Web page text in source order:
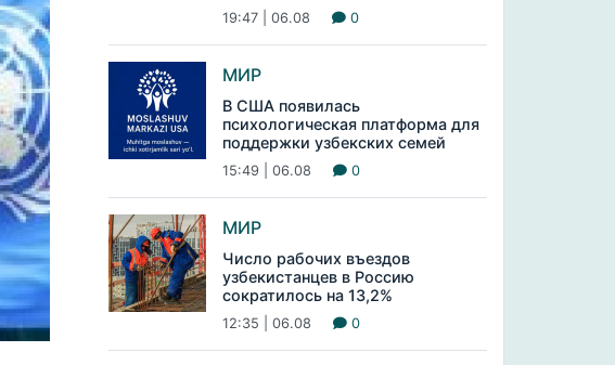
19:47 | 06.08 0
МИР
В США появилась
психологическая платформа для
поддержки узбекских семей
15:49 | 06.08 0
МИР
Число рабочих въездов
узбекистанцев в Россию
сократилось на 13,2%
12:35 | 06.08 0